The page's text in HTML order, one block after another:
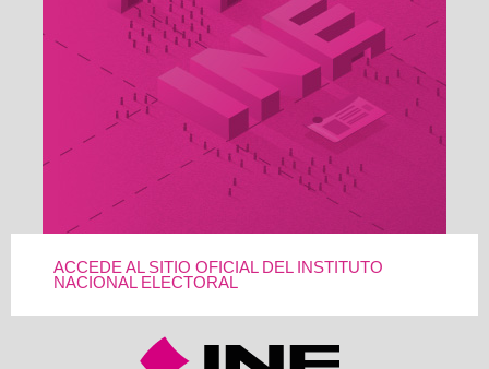
ACCEDE AL SITIO OFICIAL DEL INSTITUTO
NACIONAL ELECTORAL